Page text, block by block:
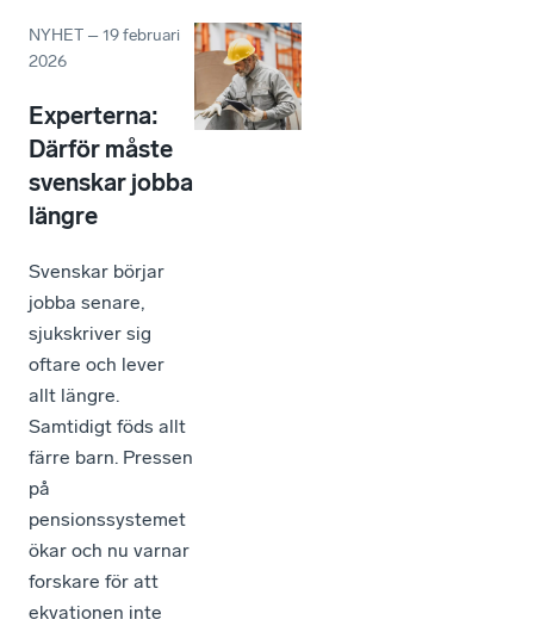
NYHET –19 februari
2026
Experterna:
Därför måste
svenskar jobba
längre
Svenskar börjar
jobba senare,
sjukskriver sig
oftare och lever
allt längre.
Samtidigt föds allt
färre barn. Pressen
på
pensionssystemet
ökar och nu varnar
forskare för att
ekvationen inte